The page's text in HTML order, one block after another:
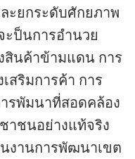
ะยกระดับศักยภาพ
ป็นการอำนวย
สินค้าข้ามแดน การ
สริมการค้า การ
รพัมนาที่สอดคล้อง
าชนอย่างแท้จริง
งานการพัฒนาเขต